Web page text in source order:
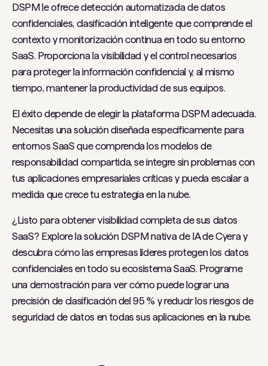
DSPM le ofrece detección automatizada de datos
confidenciales, clasificación inteligente que comprende el
contexto y monitorización continua en todo su entorno
SaaS. Proporciona la visibilidad y el control necesarios
para proteger la información confidencial y, al mismo
tiempo, mantener la productividad de sus equipos.
El éxito depende de elegir la plataforma DSPM adecuada.
Necesitas una solución diseñada específicamente para
entornos SaaS que comprenda los modelos de
responsabilidad compartida, se integre sin problemas con
tus aplicaciones empresariales críticas y pueda escalar a
medida que crece tu estrategia en la nube.
¿Listo para obtener visibilidad completa de sus datos
SaaS? Explore la solución DSPM nativa de IA de Cyera y
descubra cómo las empresas líderes protegen los datos
confidenciales en todo su ecosistema SaaS. Programe
una demostración para ver cómo puede lograr una
precisión de clasificación del 95 % y reducir los riesgos de
seguridad de datos en todas sus aplicaciones en la nube.